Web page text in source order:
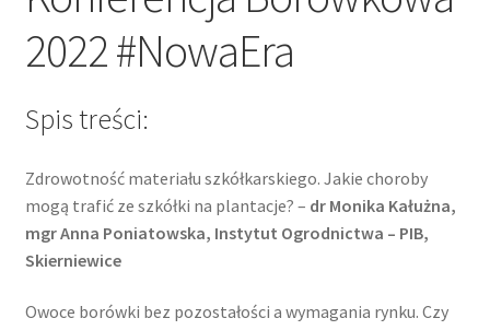
2022 #NowaEra
Spis treści:
Zdrowotność materiału szkółkarskiego. Jakie choroby
mogą trafić ze szkółki na plantacje? – dr Monika Kałużna,
mgr Anna Poniatowska, Instytut Ogrodnictwa – PIB,
Skierniewice
Owoce borówki bez pozostałości a wymagania rynku. Czy